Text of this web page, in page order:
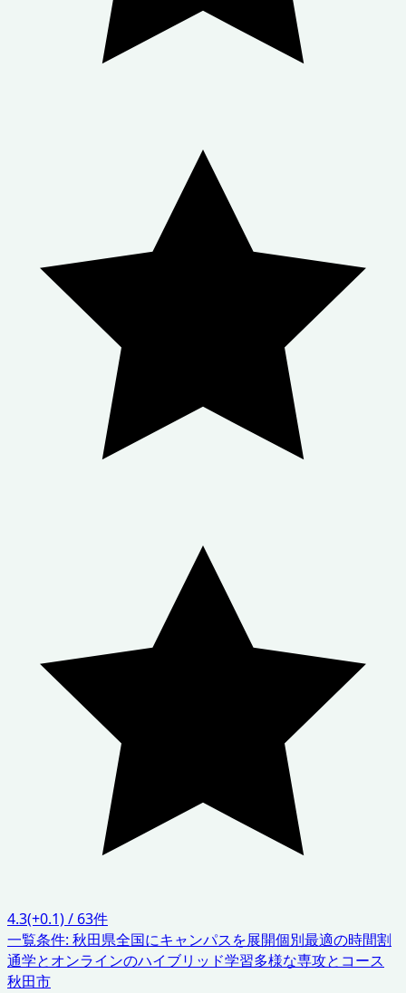
4.3(+0.1)/ 63件
一覧条件: 秋田県全国にキャンパスを展開個別最適の時間割
通学とオンラインのハイブリッド学習多様な専攻とコース
秋田市